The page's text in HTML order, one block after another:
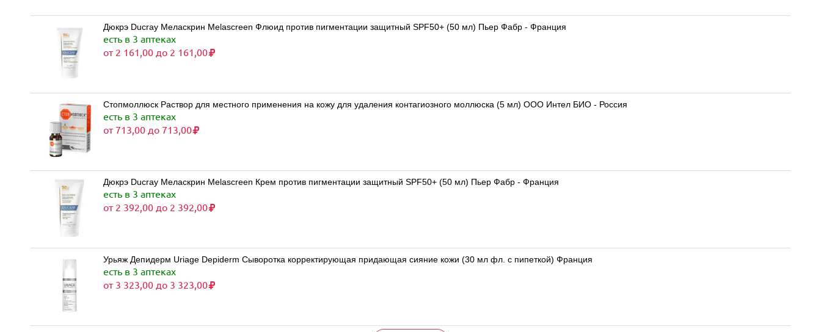
Дюкрэ Ducray Меласкрин Melascreen Флюид против пигментации защитный SPF50+ (50 мл) Пьер Фабр - Франция
есть в 3 аптеках
от 2 161,00 до 2 161,00
Стопмоллюск Раствор для местного применения на кожу для удаления контагиозного моллюска (5 мл) ООО Интел БИО - Россия
есть в 3 аптеках
от 713,00 до 713,00
Дюкрэ Ducray Меласкрин Melascreen Крем против пигментации защитный SPF50+ (50 мл) Пьер Фабр - Франция
есть в 3 аптеках
от 2 392,00 до 2 392,00
Урьяж Депидерм Uriage Depiderm Сыворотка корректирующая придающая сияние кожи (30 мл фл. с пипеткой) Франция
есть в 3 аптеках
от 3 323,00 до 3 323,00